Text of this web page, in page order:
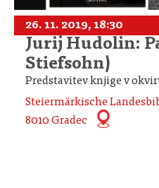
26. 11. 2019, 18:30
Jurij Hudolin:
Stiefsohn)
Predstavitev knjige v
Steiermärkische
8010 Gradec